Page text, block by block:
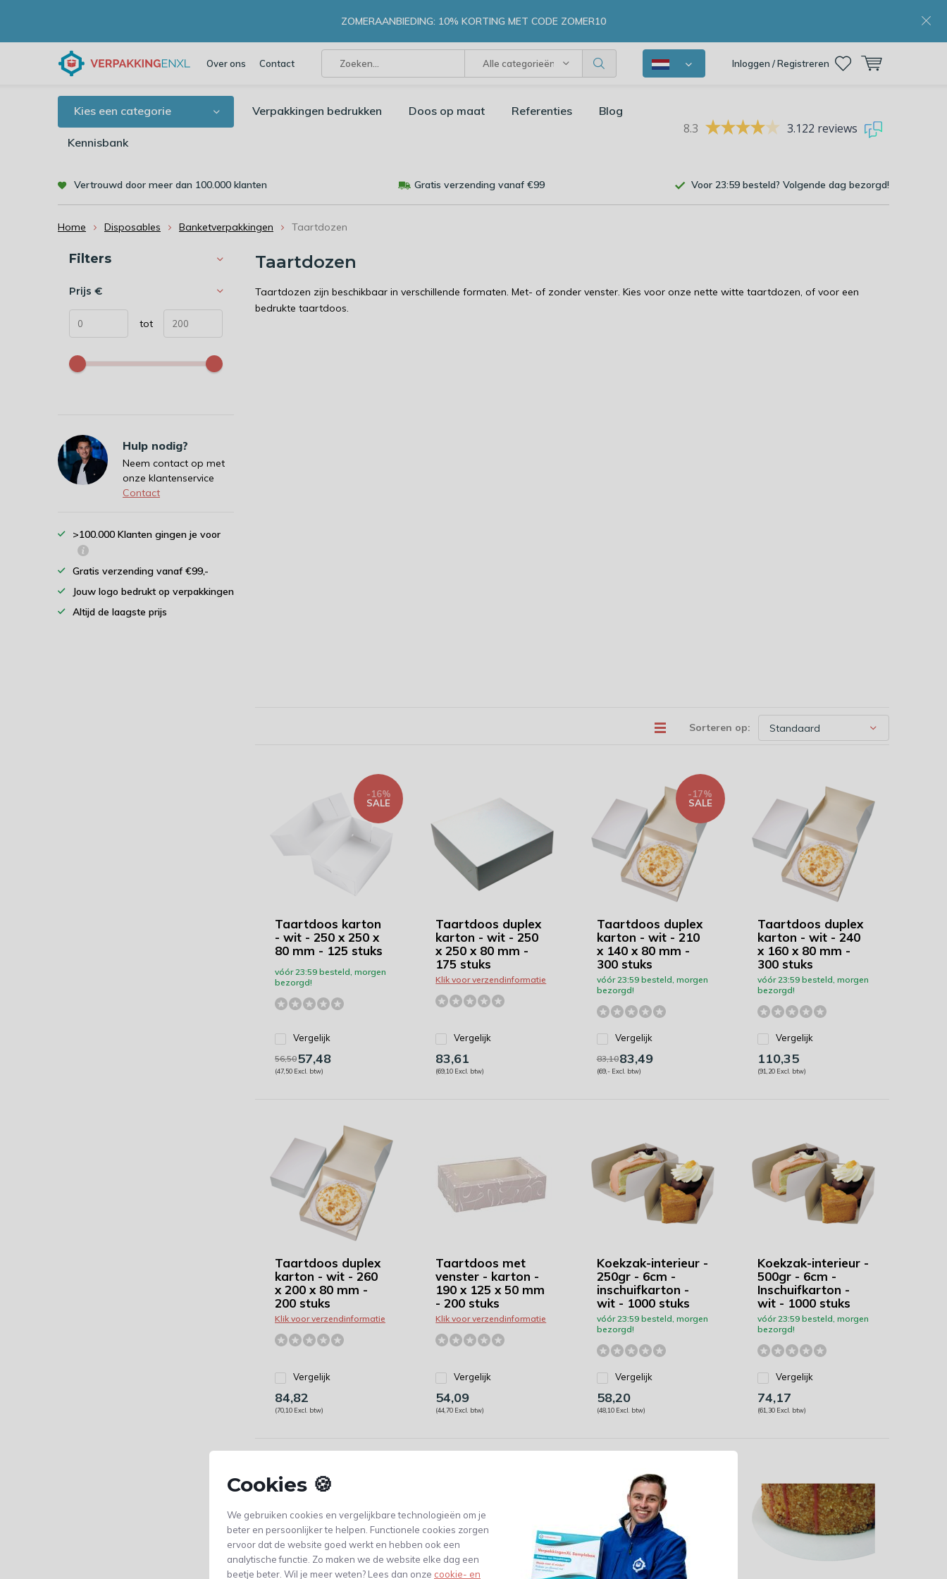
Cookies 🍪
We gebruiken cookies en vergelijkbare technologieën om je
beter en persoonlijker te helpen. Functionele cookies zorgen
ervoor dat de website goed werkt en hebben ook een
analytische functie. Zo maken we de website elke dag een
beetje beter. Wil je meer weten? Lees dan onze cookie- en
Over ons Contact Alle categorieën Inloggen / Registreren
ZOMERAANBIEDING: 10% KORTING MET CODE ZOMER10
Kies een categorie Verpakkingen bedrukken Doos op maat Referenties Blog
Kennisbank
8.3 3.122 reviews
Vertrouwd door meer dan 100.000 klanten Gratis verzending vanaf €99 Voor 23:59 besteld? Volgende dag bezorgd!
Home Disposables Banketverpakkingen Taartdozen
Taartdozen
Taartdozen zijn beschikbaar in verschillende formaten. Met- of zonder venster. Kies voor onze nette witte taartdozen, of voor een
bedrukte taartdoos.
Sorteren op:
Taartdoos karton
- wit - 250 x 250 x
80 mm - 125 stuks
-16%
SALE
vóór 23:59 besteld, morgen
bezorgd!
Vergelijk
56,5057,48
(47,50 Excl. btw)
Taartdoos duplex
karton - wit - 250
x 250 x 80 mm -
175 stuks
Klik voor verzendinformatie
Vergelijk
83,61
(69,10 Excl. btw)
Taartdoos duplex
karton - wit - 210
x 140 x 80 mm -
300 stuks
-17%
SALE
vóór 23:59 besteld, morgen
bezorgd!
Vergelijk
83,1083,49
(69,- Excl. btw)
Taartdoos duplex
karton - wit - 240
x 160 x 80 mm -
300 stuks
vóór 23:59 besteld, morgen
bezorgd!
Vergelijk
110,35
(91,20 Excl. btw)
Taartdoos duplex
karton - wit - 260
x 200 x 80 mm -
200 stuks
Klik voor verzendinformatie
Vergelijk
84,82
(70,10 Excl. btw)
Taartdoos met
venster - karton -
190 x 125 x 50 mm
- 200 stuks
Klik voor verzendinformatie
Vergelijk
54,09
(44,70 Excl. btw)
Koekzak-interieur -
250gr - 6cm -
inschuifkarton -
wit - 1000 stuks
vóór 23:59 besteld, morgen
bezorgd!
Vergelijk
58,20
(48,10 Excl. btw)
Koekzak-interieur -
500gr - 6cm -
Inschuifkarton -
wit - 1000 stuks
vóór 23:59 besteld, morgen
bezorgd!
Vergelijk
74,17
(61,30 Excl. btw)
Sorteren op:
Filters
Prijs €
tot
Hulp nodig?
Neem contact op met
onze klantenservice
Contact
>100.000 Klanten gingen je voor
Gratis verzending vanaf €99,-
Jouw logo bedrukt op verpakkingen
Altijd de laagste prijs